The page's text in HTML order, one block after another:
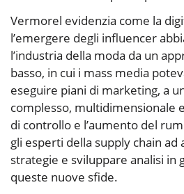
Vermorel evidenzia come la
l’emergere degli influencer
l’industria della moda da un
basso, in cui i mass media
eseguire piani di marketing, a
complesso, multidimensionale
di controllo e l’aumento del
gli esperti della supply chain ad
strategie e sviluppare analisi in
queste nuove sfide.